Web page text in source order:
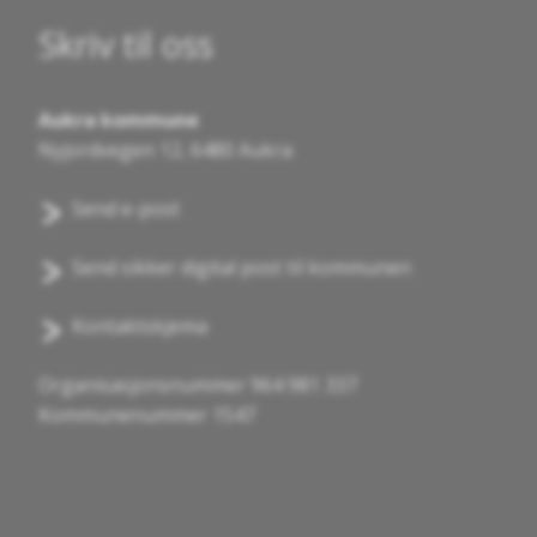
Skriv til oss
Aukra kommune
Nyjordvegen 12, 6480 Aukra
Send e-post
Send sikker digital post til kommunen
Kontaktskjema
Organisasjonsnummer 964 981 337
Kommunenummer 1547